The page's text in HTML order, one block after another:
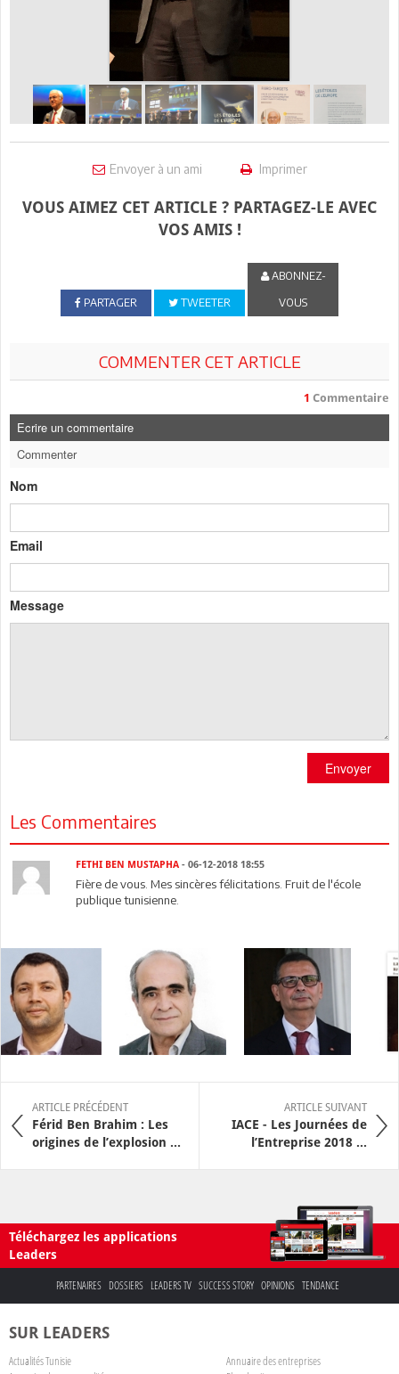
Envoyer à un ami Imprimer
VOUS AIMEZ CET ARTICLE ? PARTAGEZ-LE AVEC
VOS AMIS !
PARTAGER TWEETER
ABONNEZ-
VOUS
COMMENTER CET ARTICLE
1 Commentaire
Ecrire un commentaire
Commenter
Nom
Email
Message
Envoyer
Les Commentaires
FETHI BEN MUSTAPHA- 06-12-2018 18:55
Fière de vous. Mes sincères félicitations. Fruit de l'école
publique tunisienne.
ARTICLE PRÉCÉDENT
Férid Ben Brahim : Les
origines de l’explosion ...
ARTICLE SUIVANT
IACE - Les Journées de
l’Entreprise 2018 ...
Téléchargez les applications
Leaders
PARTENAIRES DOSSIERS LEADERS TV SUCCESS STORY OPINIONS TENDANCE
SUR LEADERS
Actualités Tunisie
Annuaire des entreprises